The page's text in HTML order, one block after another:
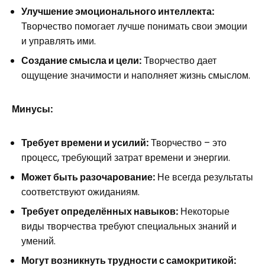
Улучшение эмоционального интеллекта:
Творчество помогает лучше понимать свои эмоции
и управлять ими.
Создание смысла и цели:Творчество дает
ощущение значимости и наполняет жизнь смыслом.
Минусы:
Требует времени и усилий:Творчество – это
процесс, требующий затрат времени и энергии.
Может быть разочарование: Не всегда результаты
соответствуют ожиданиям.
Требует определённых навыков: Некоторые
виды творчества требуют специальных знаний и
умений.
Могут возникнуть трудности с самокритикой: